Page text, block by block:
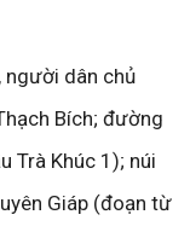
người dân chủ
Bích; đường
Trà Khúc 1); núi
Giáp (đoạn từ